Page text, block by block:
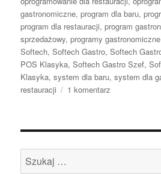
gastronomiczne,program dla baru,
program dla restauracji,program
sprzedażowy,programy gastronomiczne
Softech,Softech Gastro,Softech
POS Klasyka,Softech Gastro Szef,
Klasyka,system dla baru,system dla
restauracji
1 komentarz
barów,
i
Szukaj: